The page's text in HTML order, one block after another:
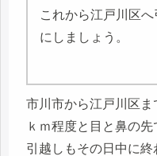
これから江戸川区
にしましょう。
市川市から江戸川区
ｋｍ程度と目と鼻の先
引越しもその日中に